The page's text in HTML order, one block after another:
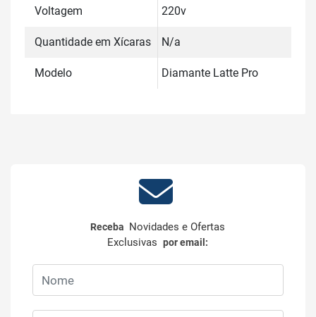
Voltagem 220v
Quantidade em Xícaras N/a
Modelo Diamante Latte Pro
Receba Novidades e Ofertas
Exclusivaspor email: